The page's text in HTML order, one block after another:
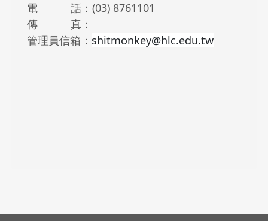
電 話：(03) 8761101
傳 真：
管理員信箱： shitmonkey@hlc.edu.tw